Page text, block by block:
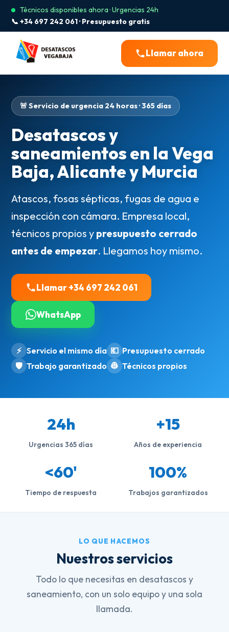
Técnicos disponibles ahora · Urgencias 24h
📞 +34 697 242 061 · Presupuesto gratis
Llamar ahora
🚨 Servicio de urgencia 24 horas · 365 días
Desatascos y
saneamientos en la Vega
Baja, Alicante y Murcia
Atascos, fosas sépticas, fugas de agua e
inspección con cámara. Empresa local,
técnicos propios y presupuesto cerrado
antes de empezar. Llegamos hoy mismo.
Llamar +34 697 242 061
WhatsApp
⚡ Servicio el mismo día 💶 Presupuesto cerrado
🛡️ Trabajo garantizado 👷 Técnicos propios
24h
Urgencias 365 días
+15
Años de experiencia
<60'
Tiempo de respuesta
100%
Trabajos garantizados
LO QUE HACEMOS
Nuestros servicios
Todo lo que necesitas en desatascos y
saneamiento, con un solo equipo y una sola
llamada.